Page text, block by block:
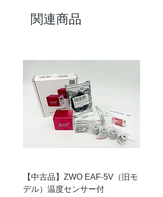
関連商品
【中古品】ZWO EAF-5V（旧モ
デル）温度センサー付